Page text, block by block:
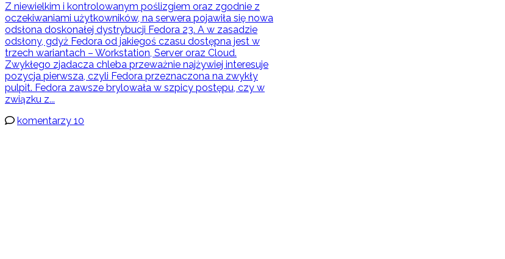
Z niewielkim i kontrolowanym poślizgiem oraz zgodnie z
oczekiwaniami użytkowników, na serwera pojawiła się nowa
odsłona doskonałej dystrybucji Fedora 23. A w zasadzie
odsłony, gdyż Fedora od jakiegoś czasu dostępna jest w
trzech wariantach – Workstation, Server oraz Cloud.
Zwykłego zjadacza chleba przeważnie najżywiej interesuje
pozycja pierwsza, czyli Fedora przeznaczona na zwykły
pulpit. Fedora zawsze brylowała w szpicy postępu, czy w
związku z...
komentarzy 10